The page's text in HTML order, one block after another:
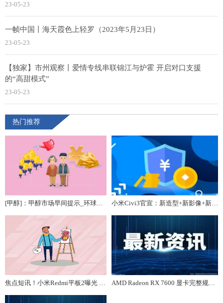
23-05-23
一帧中国丨海天霞色上轻罗（2023年5月23日）
23-05-23
【独家】市州观察丨爱情专线串联锦江与炉霍 开启对口支援
的“高甜模式”
23-05-23
热门推荐
[甲醇]：甲醇市场早间提示_环球短讯 小米Civi3官宣：新造型+新影像+新性能，5月25日发布
焦点短讯！小米Redmi平板2曝光 1000多买旗舰！ AMD Radeon RX 7600 显卡完整规格曝光：165W 功耗、2625MHz 频率